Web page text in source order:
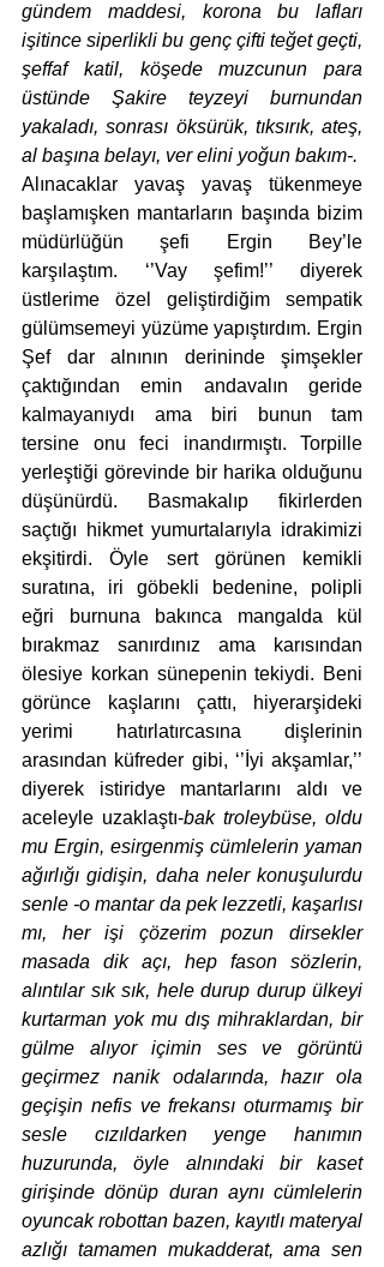
gündem maddesi, korona bu lafları
işitince siperlikli bu genç çifti teğet geçti,
şeffaf katil, köşede muzcunun para
üstünde Şakire teyzeyi burnundan
yakaladı, sonrası öksürük, tıksırık, ateş,
al başına belayı, ver elini yoğun bakım-.
Alınacaklar yavaş yavaş tükenmeye
başlamışken mantarların başında bizim
müdürlüğün şefi Ergin Bey’le
karşılaştım. ‘’Vay şefim!’’ diyerek
üstlerime özel geliştirdiğim sempatik
gülümsemeyi yüzüme yapıştırdım. Ergin
Şef dar alnının derininde şimşekler
çaktığından emin andavalın geride
kalmayanıydı ama biri bunun tam
tersine onu feci inandırmıştı. Torpille
yerleştiği görevinde bir harika olduğunu
düşünürdü. Basmakalıp fikirlerden
saçtığı hikmet yumurtalarıyla idrakimizi
ekşitirdi. Öyle sert görünen kemikli
suratına, iri göbekli bedenine, polipli
eğri burnuna bakınca mangalda kül
bırakmaz sanırdınız ama karısından
ölesiye korkan sünepenin tekiydi. Beni
görünce kaşlarını çattı, hiyerarşideki
yerimi hatırlatırcasına dişlerinin
arasından küfreder gibi, ‘’İyi akşamlar,’’
diyerek istiridye mantarlarını aldı ve
aceleyle uzaklaştı-bak troleybüse, oldu
mu Ergin, esirgenmiş cümlelerin yaman
ağırlığı gidişin, daha neler konuşulurdu
senle -o mantar da pek lezzetli, kaşarlısı
mı, her işi çözerim pozun dirsekler
masada dik açı, hep fason sözlerin,
alıntılar sık sık, hele durup durup ülkeyi
kurtarman yok mu dış mihraklardan, bir
gülme alıyor içimin ses ve görüntü
geçirmez nanik odalarında, hazır ola
geçişin nefis ve frekansı oturmamış bir
sesle cızıldarken yenge hanımın
huzurunda, öyle alnındaki bir kaset
girişinde dönüp duran aynı cümlelerin
oyuncak robottan bazen, kayıtlı materyal
azlığı tamamen mukadderat, ama sen